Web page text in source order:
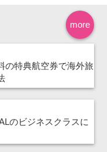
more
の特典航空券で海外旅
のビジネスクラスに